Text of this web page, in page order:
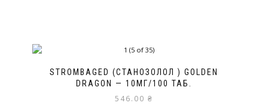
STROMBAGED (СТАНОЗОЛОЛ ) GOLDEN
DRAGON — 10МГ/100 ТАБ.
546.00 ₴